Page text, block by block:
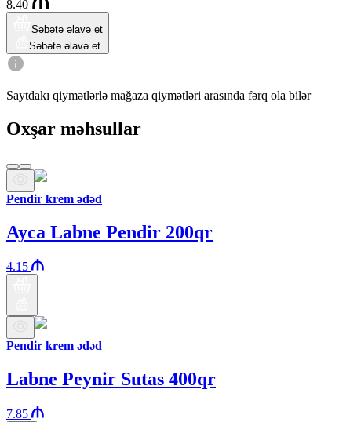
8.40
Səbətə əlavə et
Səbətə əlavə et
Saytdakı qiymətlərlə mağaza qiymətləri arasında fərq ola bilər
Oxşar məhsullar
Pendir krem ədəd
Ayca Labne Pendir 200qr
4.15
Pendir krem ədəd
Labne Peynir Sutas 400qr
7.85